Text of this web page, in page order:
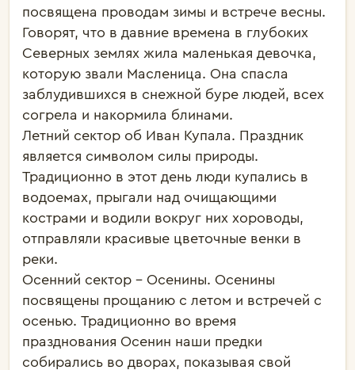
посвящена проводам зимы и встрече весны.
Говорят, что в давние времена в глубоких
Северных землях жила маленькая девочка,
которую звали Масленица. Она спасла
заблудившихся в снежной буре людей, всех
согрела и накормила блинами.
Летний сектор об Иван Купала. Праздник
является символом силы природы.
Традиционно в этот день люди купались в
водоемах, прыгали над очищающими
кострами и водили вокруг них хороводы,
отправляли красивые цветочные венки в
реки.
Осенний сектор - Осенины. Осенины
посвящены прощанию с летом и встречей с
осенью. Традиционно во время
празднования Осенин наши предки
собирались во дворах, показывая свой